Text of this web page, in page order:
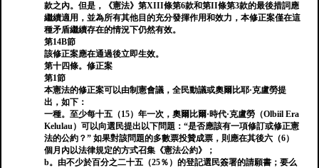
款之內。但是，《憲法》第XIII條第6款和第II條第3款的最後措詞應
繼續適用，並為所有其他目的充分發揮作用和效力，本修正案僅在這
種矛盾繼續存在的情況下仍然有效。
第14B節
該修正案應在通過後立即生效。
第十四條。修正案
第1節
本憲法的修正案可以由制憲會議，全民動議或奧爾比耶·克盧勞提
出，如下：
一種。至少每十五（15）年一次，奧爾比爾·時代·克盧勞（Olbiil Era
Kelulau）可以向選民提出以下問題：“是否應該有一項修訂或修正憲
法的公約？” 如果對該問題的多數票投贊成票，則應在其後六（6）
個月內以法律規定的方式召集《憲法公約》；
b。由不少於百分之二十五（25％）的登記選民簽署的請願書；要么